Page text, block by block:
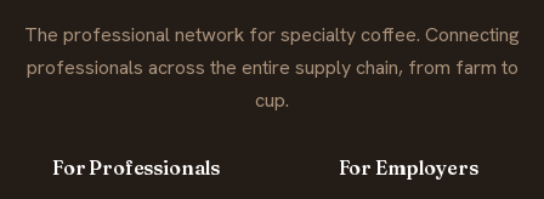
The professional network for specialty coffee. Connecting
professionals across the entire supply chain, from farm to
cup.
For Professionals For Employers